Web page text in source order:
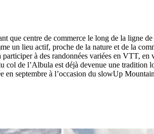
que centre de commerce le long de la ligne
un lieu actif, proche de la nature et de la
à des randonnées variées en VTT,
de l’Albula est déjà devenue une tradition
en septembre à l’occasion du slowUp